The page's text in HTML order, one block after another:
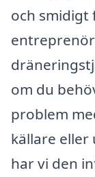
och smidigt
om du
problem
källare eller
har vi den